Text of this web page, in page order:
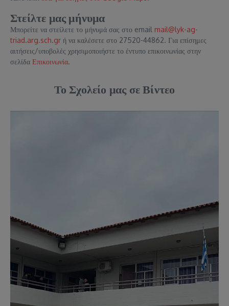
Στείλτε μας μήνυμα
Μπορείτε να στείλετε το μήνυμά σας στο email mail@lyk-ag-
triad.arg.sch.gr ή να καλέσετε στο 27520-44862. Για επίσημες
αιτήσεις/υποβολές χρησιμοποιήστε το έντυπο επικοινωνίας στην
σελίδα Επικοινωνία.
Το Σχολείο μας σε Βίντεο